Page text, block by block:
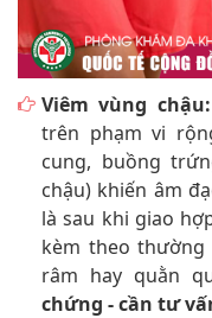
Viêm vùng chậu:
trên phạm vi
cung, buồng
chậu) khiến âm
là sau khi giao
kèm theo
râm hay quằn
chứng - cần tư